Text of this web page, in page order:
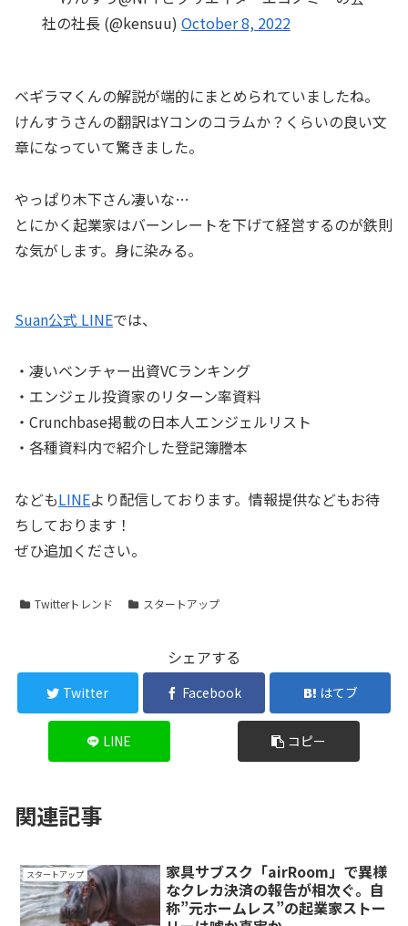
社の社長 (@kensuu) October 8, 2022
ベギラマくんの解説が端的にまとめられていましたね。
けんすうさんの翻訳はYコンのコラムか？くらいの良い文
章になっていて驚きました。
やっぱり木下さん凄いな…
とにかく起業家はバーンレートを下げて経営するのが鉄則
な気がします。身に染みる。
Suan公式 LINEでは、
・凄いベンチャー出資VCランキング
・エンジェル投資家のリターン率資料
・Crunchbase掲載の日本人エンジェルリスト
・各種資料内で紹介した登記簿謄本
などもLINEより配信しております。情報提供などもお待
ちしております！
ぜひ追加ください。
Twitterトレンド スタートアップ
シェアする
Twitter Facebook はてブ
LINE コピー
関連記事
スタートアップ
家具サブスク「airRoom」で異様
なクレカ決済の報告が相次ぐ。自
称”元ホームレス”の起業家ストー